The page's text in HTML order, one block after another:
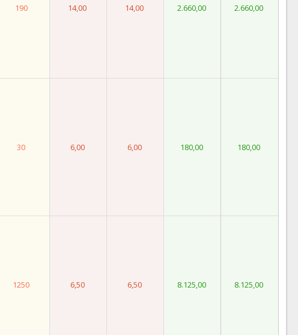
190 14,00 14,00 2.660,00 2.660,00
30 6,00 6,00 180,00 180,00
1250 6,50 6,50 8.125,00 8.125,00